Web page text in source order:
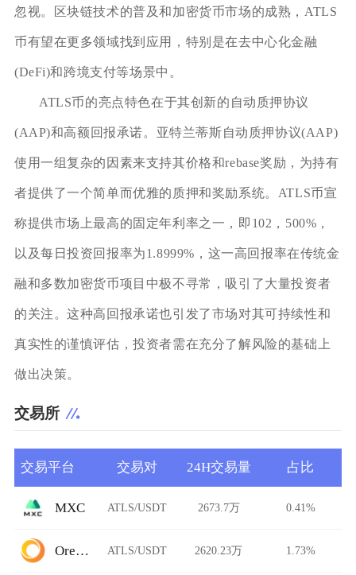
忽视。区块链技术的普及和加密货币市场的成熟，ATLS
币有望在更多领域找到应用，特别是在去中心化金融
(DeFi)和跨境支付等场景中。
ATLS币的亮点特色在于其创新的自动质押协议
(AAP)和高额回报承诺。亚特兰蒂斯自动质押协议(AAP)
使用一组复杂的因素来支持其价格和rebase奖励，为持有
者提供了一个简单而优雅的质押和奖励系统。ATLS币宣
称提供市场上最高的固定年利率之一，即102，500%，
以及每日投资回报率为1.8999%，这一高回报率在传统金
融和多数加密货币项目中极不寻常，吸引了大量投资者
的关注。这种高回报承诺也引发了市场对其可持续性和
真实性的谨慎评估，投资者需在充分了解风险的基础上
做出决策。
交易所
交易平台 交易对 24H交易量 占比
MXC ATLS/USDT 2673.7万 0.41%
Ore.Bz ATLS/USDT 2620.23万 1.73%